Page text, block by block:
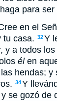
para ser
en el
tu casa. 32Y
y a todos
élen
hendas; y
34Y
se gozó de